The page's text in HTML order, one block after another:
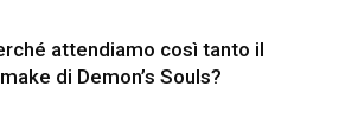
attendiamo così tanto il
di Demon’s Souls?